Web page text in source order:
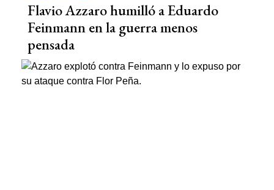
Flavio Azzaro humilló a Eduardo
Feinmann en la guerra menos
pensada